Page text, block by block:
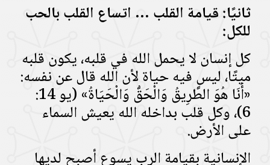
ثانيًا: قيامة القلب … اتساع القلب بالحب
للكل:
كل إنسان لا يحمل الله في قلبه، يكون قلبه
ميتًا، ليس فيه حياة لأن الله قال عن نفسه:
«أَنَا هُوَ الطَّرِيقُ وَالْحَقُّ وَالْحَيَاةُ» (يو 14:
6)، وكل قلب بداخله الله يعيش السماء
على الأرض.
الإنسانية بقيامة الرب يسوع أصبح لديها